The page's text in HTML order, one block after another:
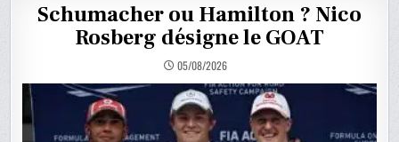
Schumacher ou Hamilton ? Nico
Rosberg désigne le GOAT
05/08/2026